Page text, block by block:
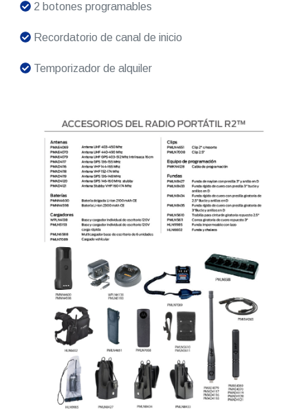
2 botones programables
Recordatorio de canal de inicio
Temporizador de alquiler